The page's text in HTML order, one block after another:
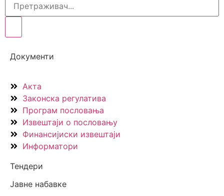
Документи
Акта
Законска регулатива
Програм пословања
Извештаји о пословању
Финансијиски извештаји
Информатори
Тендери
Јавне набавке